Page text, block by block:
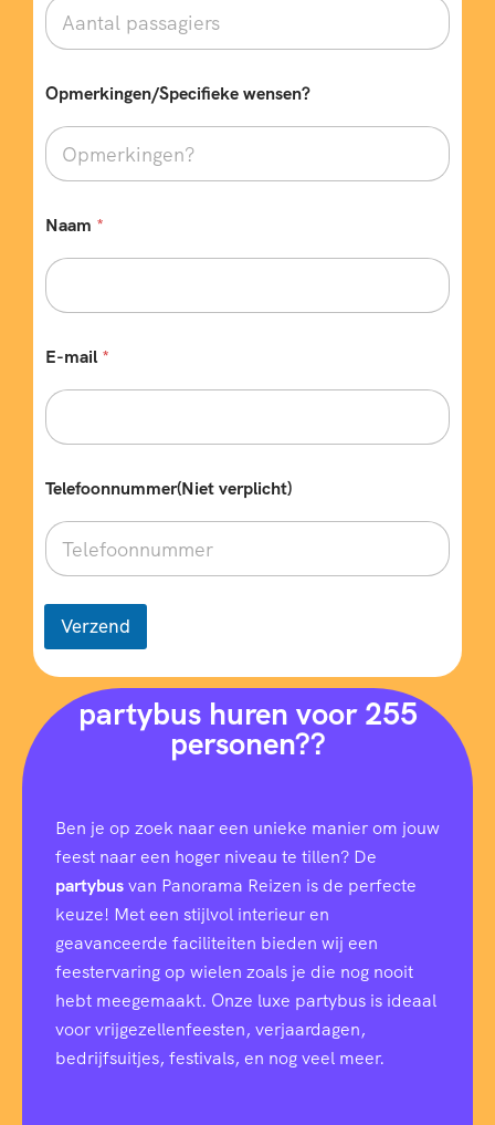
Opmerkingen/Specifieke wensen?
Naam *
a
m
b
w
n
e
?
E-mail *
Telefoonnummer(Niet verplicht)
Verzend
partybus huren voor 255
personen??
Ben je op zoek naar een unieke manier om jouw
feest naar een hoger niveau te tillen? De
partybusvan Panorama Reizen is de perfecte
keuze! Met een stijlvol interieur en
geavanceerde faciliteiten bieden wij een
feestervaring op wielen zoals je die nog nooit
hebt meegemaakt. Onze luxe partybus is ideaal
voor vrijgezellenfeesten, verjaardagen,
bedrijfsuitjes, festivals, en nog veel meer.